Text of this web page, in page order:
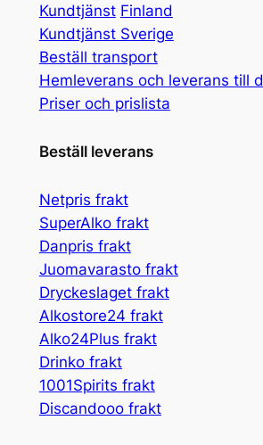
Kundtjänst Finland
Kundtjänst Sverige
Beställ transport
Hemleverans och leverans till
Priser och prislista
Beställ leverans
Netpris frakt
SuperAlko frakt
Danpris frakt
Juomavarasto frakt
Dryckeslaget frakt
Alkostore24 frakt
Alko24Plus frakt
Drinko frakt
1001Spirits frakt
Discandooo frakt